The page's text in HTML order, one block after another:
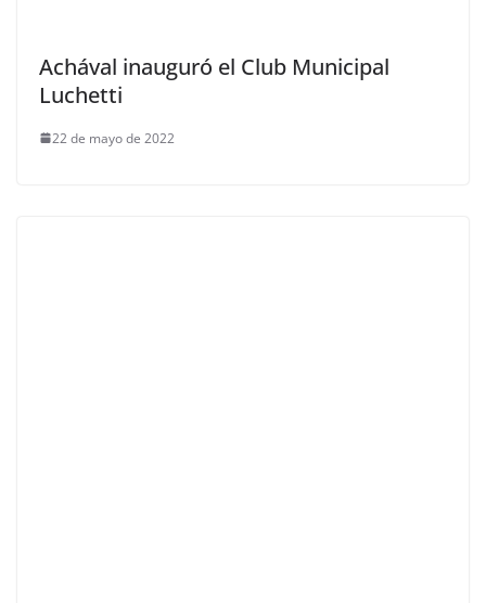
Achával inauguró el Club Municipal
Luchetti
22 de mayo de 2022